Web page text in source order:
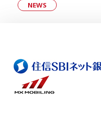
NEWS